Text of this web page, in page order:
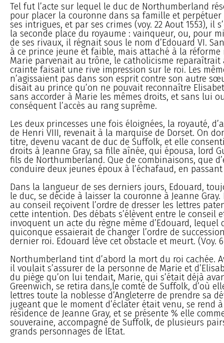
Tel fut l’acte sur lequel le duc de Northumberland
pour placer la couronne dans sa famille et perpétuer
ses intrigues, et par ses crimes (voy. 22 Aout 1553), il
la seconde place du royaume : vainqueur, ou, pour
de ses rivaux, il régnait sous le nom d’Edouard VI.
à ce prince jeune et faible, mais attaché à la réforme
Marie parvenait au trône, le catholicisme reparaîtrait
crainte faisait une rive impression sur le roi. Les
n’agissaient pas dans son esprit contre son autre
disait au prince qu’on ne pouvait reconnaître
sans accorder à Marie les mêmes droits, et sans lui
conséquent l’accès au rang suprême.
Les deux princesses une fois éloignées, la royauté,
de Henri VIII, revenait à la marquise de Dorset. On
titre, devenu vacant de duc de Suffolk, et elle
droits à Jeanne Gray, sa fille aînée, qui épousa, lord
fils de Northumberland. Que de combinaisons, que
conduire deux jeunes époux à l’échafaud, en
Dans la langueur de ses derniers jours, Edouard,
le duc, se décide à laisser la couronne à Jeanne Gray.
au conseil reçoivent l’ordre de dresser les lettres
cette intention. Des débats s’élèvent entre le conseil
invoquent un acte du règne même d’Edouard, lequel
quiconque essaierait de changer l’ordre de
dernier roi. Edouard lève cet obstacle et meurt. (Voy.
Northumberland tint d’abord la mort du roi cachée.
il voulait s’assurer de la personne de Marie et
du piège qu’on lui tendait, Marie, qui s’était déjà
Greenwich, se retira dans,le comté de Suffolk, d’où
lettres toute la noblesse d’Angleterre de prendre sa
jugeant que le moment d’éclater était venu, se rend
résidence de Jeanne Gray, et se présente % elle
souveraine, accompagné de Suffolk, de plusieurs
grands personnages de lEtat.